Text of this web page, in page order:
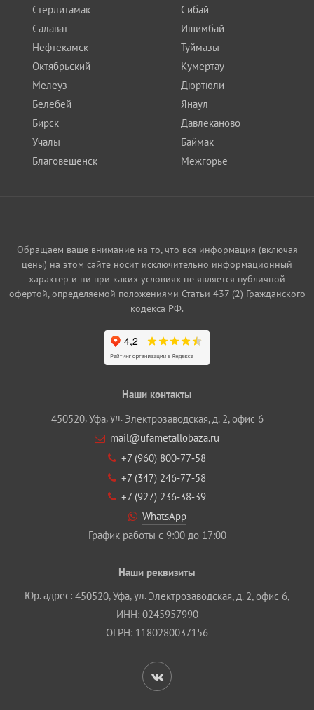
Стерлитамак
Салават
Нефтекамск
Октябрьский
Сибай
Ишимбай
Туймазы
Кумертау
Мелеуз
Белебей
Бирск
Учалы
Благовещенск
Дюртюли
Янаул
Давлеканово
Баймак
Межгорье
Обращаем ваше внимание на то, что вся информация (включая
цены) на этом сайте носит исключительно информационный
характер и ни при каких условиях не является публичной
офертой, определяемой положениями Статьи 437 (2) Гражданского
кодекса РФ.
Наши контакты
450520,Уфа, ул. Электрозаводская, д. 2, офис 6
mail@ufametallobaza.ru
+7 (960) 800‐77‐58
+7 (347) 246‐77‐58
+7 (927) 236‐38‐39
WhatsApp
График работы с 9:00 до 17:00
Наши реквизиты
Юр. адрес: 450520,Уфа, ул. Электрозаводская, д. 2, офис 6,
ИНН: 0245957990
ОГРН: 1180280037156